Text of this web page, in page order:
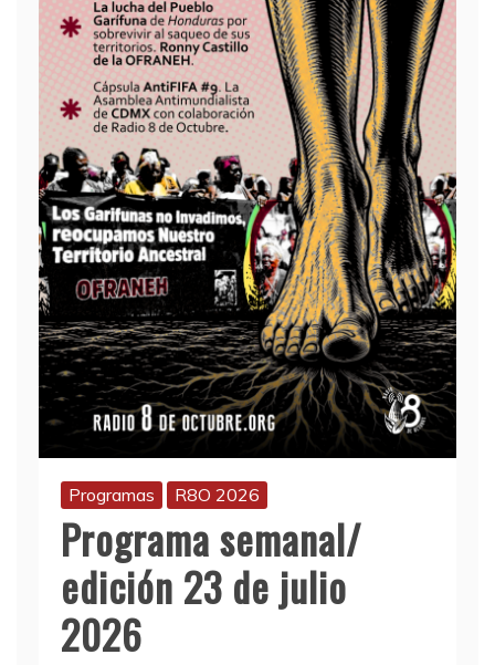
Programas R8O 2026
Programa semanal/
edición 23 de julio
2026